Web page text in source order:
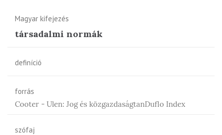
Magyar kifejezés
társadalmi normák
definíció
forrás
Cooter - Ulen: Jog és közgazdaságtanDuflo Index
szófaj